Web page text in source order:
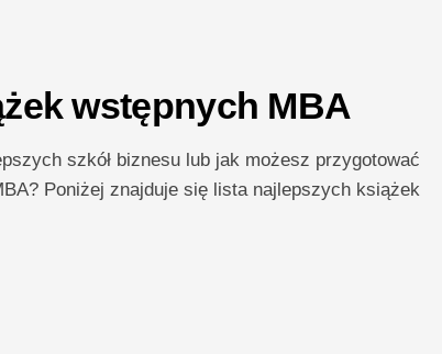
wstępnych MBA
szkół biznesu lub jak możesz przygotować
Poniżej znajduje się lista najlepszych książek